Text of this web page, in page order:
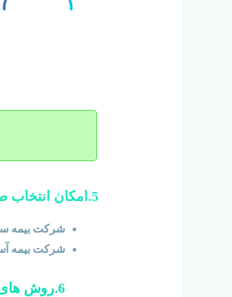
5.امکان انتخاب طرح های بیمه ای و حق بیمه های متنوع:
شرکت بیمه
شرکت بیمه
6.روش های پرداخت: